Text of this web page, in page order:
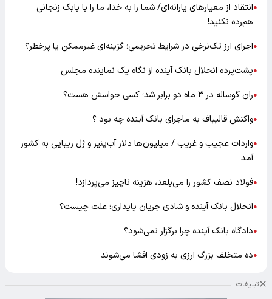
●انتقاد از معیارهای یارانه‌ای/ شما را به خدا، ما را با بابک زنجانی
هم‌رده نکنید!
●اجرای ارز تک‌نرخی در شرایط تحریمی؛ گزینه‌ای غیرممکن یا پرخطر؟
●پشت‌پرده انحلال بانک آینده از نگاه یک نماینده مجلس
●ران گوساله در ۳ ماه دو برابر شد؛ کسی حواسش هست؟
●واکنش قالیباف به ماجرای بانک آینده چه بود ؟
●واردات عجیب و غریب / میلیون‌ها دلار آب‌پنیر و ژل زیبایی به کشور
آمد
●فولاد نصف کشور را می‌بلعد، هزینه ناچیز می‌پردازد!
●انحلال بانک آینده و شادی جریان پایداری؛ علت چیست؟
●دادگاه بانک آینده چرا برگزار نمی‌شود؟
●ده متخلف بزرگ ارزی به زودی افشا می‌شوند
تبلیغات